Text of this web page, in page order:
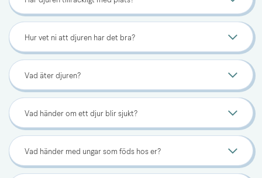
Hur vet ni att djuren har det bra?
Vad äter djuren?
Vad händer om ett djur blir sjukt?
Vad händer med ungar som föds hos er?